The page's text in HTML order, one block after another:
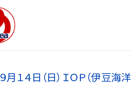
９月１４日（日）ＩＯＰ（伊豆海